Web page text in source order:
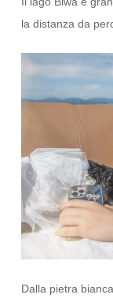
la distanza da
Dalla pietra